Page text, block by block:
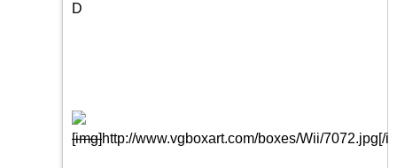
D
[img]http://www.vgboxart.com/boxes/Wii/7072.jpg[/